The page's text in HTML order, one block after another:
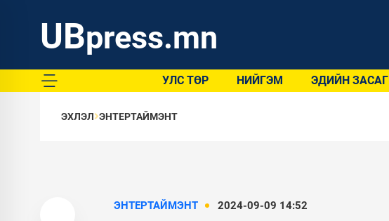
UBpress.mn
УЛС ТӨР НИЙГЭМ ЭДИЙН ЗАСАГ
ЭХЛЭЛ ЭНТЕРТАЙМЭНТ
ЭНТЕРТАЙМЭНТ 2024-09-09 14:52